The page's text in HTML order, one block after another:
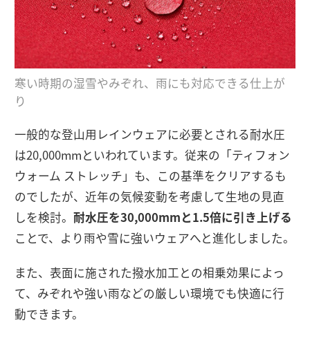
寒い時期の湿雪やみぞれ、雨にも対応できる仕上が
り
一般的な登山用レインウェアに必要とされる耐水圧
は20,000mmといわれています。従来の「ティフォン
ウォーム ストレッチ」も、この基準をクリアするも
のでしたが、近年の気候変動を考慮して生地の見直
しを検討。 耐水圧を30,000mmと1.5倍に引き上げる
ことで、より雨や雪に強いウェアへと進化しました。
また、表面に施された撥水加工との相乗効果によっ
て、みぞれや強い雨などの厳しい環境でも快適に行
動できます。